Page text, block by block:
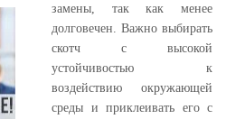
замены, так как менее
долговечен. Важно выбирать
скотч с высокой
устойчивостью к
воздействию окружающей
среды и приклеивать его с